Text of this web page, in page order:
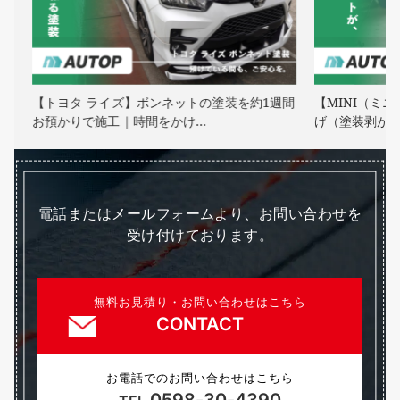
【トヨタ ライズ】ボンネットの塗装を約1週間
お預かりで施工｜時間をかけ…
【MINI（ミ
げ（塗装剥が
電話またはメールフォームより、お問い合わせを
受け付けております。
無料お見積り・お問い合わせはこちら
CONTACT
お電話でのお問い合わせはこちら